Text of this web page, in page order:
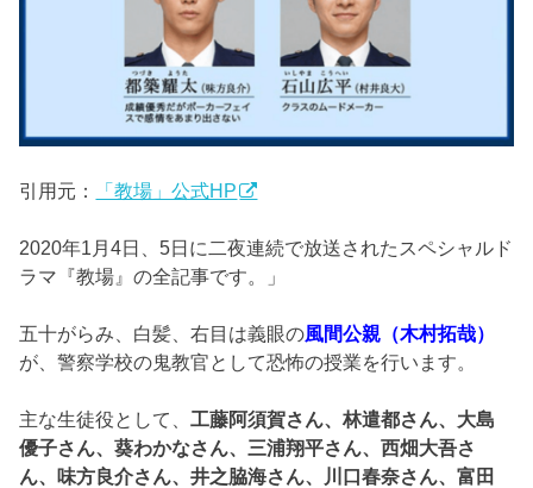
引用元： 「教場」公式HP
2020年1月4日、5日に二夜連続で放送されたスペシャルド
ラマ『教場』の全記事です。」
五十がらみ、白髪、右目は義眼の風間公親（木村拓哉）
が、警察学校の鬼教官として恐怖の授業を行います。
主な生徒役として、工藤阿須賀さん、林遣都さん、大島
優子さん、葵わかなさん、三浦翔平さん、西畑大吾さ
ん、味方良介さん、井之脇海さん、川口春奈さん、富田